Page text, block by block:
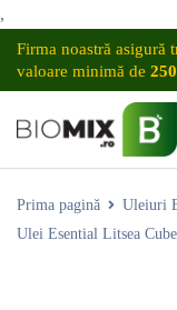
,
Firma noastră asigură
valoare minimă de
Prima pagină Uleiuri
Ulei Esential Litsea